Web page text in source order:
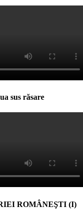
sus răsare
ROMÂNEŞTI (I)